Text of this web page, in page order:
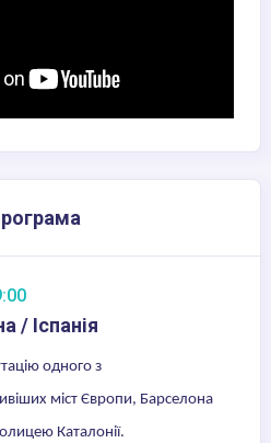
/ Іспанія
одного з
міст Європи, Барселона
Каталонії.